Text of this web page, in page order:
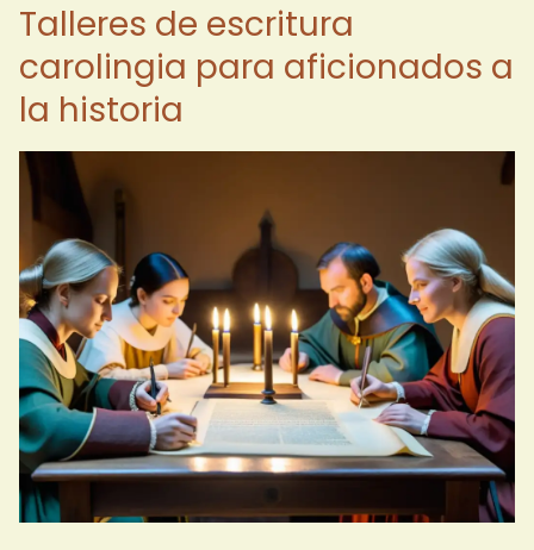
Talleres de escritura
carolingia para aficionados a
la historia